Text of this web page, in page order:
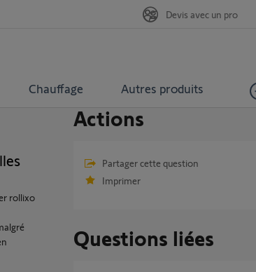
Chauffage Autres produits
Devis avec un pro
rollixo
Actions
Partager cette question
Imprimer
Questions liées